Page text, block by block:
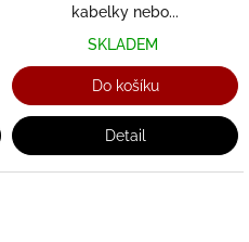
kabelky nebo...
SKLADEM
Do košíku
Detail